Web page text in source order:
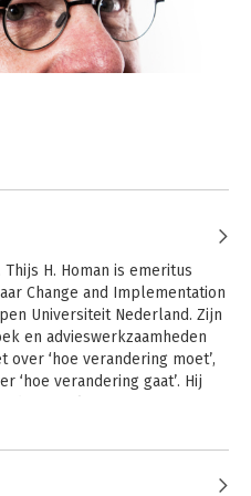
Thijs H. Homan is emeritus
Change and Implementation
Universiteit Nederland. Zijn
en advieswerkzaamheden
over ‘hoe verandering moet’,
‘hoe verandering gaat’. Hij
, In Control?, De Veranderende
Thijs Homan